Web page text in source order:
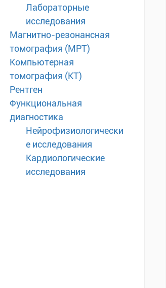
Лабораторные
исследования
Магнитно-резонансная
томография (МРТ)
Компьютерная
томография (КТ)
Рентген
Функциональная
диагностика
Нейрофизиологически
е исследования
Кардиологические
исследования